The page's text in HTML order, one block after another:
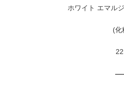
ホワイト エマル
(化